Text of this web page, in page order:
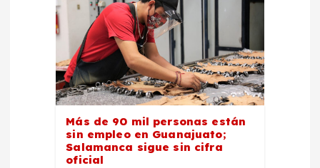
Más de 90 mil personas están
sin empleo en Guanajuato;
Salamanca sigue sin cifra
oficial